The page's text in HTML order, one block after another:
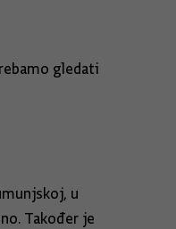
gledati
u
Također je